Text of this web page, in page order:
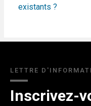
existants ?
LETTRE
Inscrivez-